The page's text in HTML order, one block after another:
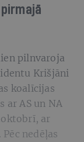
pilnvaroja
Krišjāni
koalīcijas
ar AS un NA
ar
nedēļas